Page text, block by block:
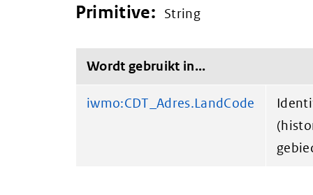
Primitive: String
Wordt gebruikt in...
iwmo:CDT_Adres.LandCode